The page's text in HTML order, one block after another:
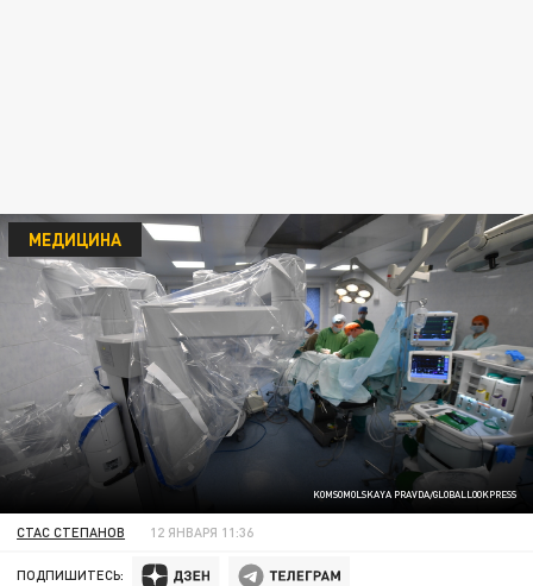
KOMSOMOLSKAYA PRAVDA/GLOBALLOOKPRESS
МЕДИЦИНА
СТАС СТЕПАНОВ 12 ЯНВАРЯ 11:36
ПОДПИШИТЕСЬ: